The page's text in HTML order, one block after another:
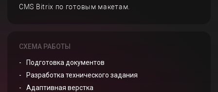
CMS Bitrix по готовым макетам.
СХЕМА РАБОТЫ
Подготовка документов
Разработка технического задания
Адаптивная верстка